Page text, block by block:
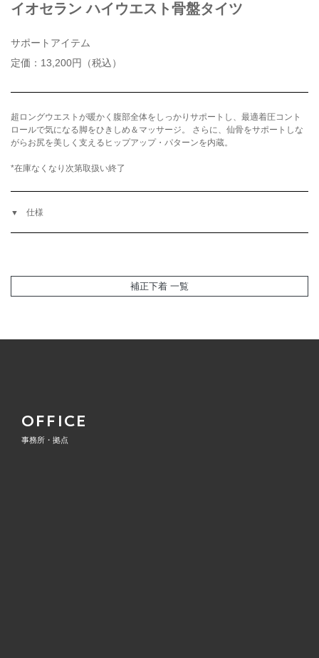
イオセラン ハイウエスト骨盤タイツ
サポートアイテム
定価：13,200円（税込）
超ロングウエストが暖かく腹部全体をしっかりサポートし、最適着圧コント
ロールで気になる脚をひきしめ＆マッサージ。 さらに、仙骨をサポートしな
がらお尻を美しく支えるヒップアップ・パターンを内蔵。
*在庫なくなり次第取扱い終了
仕様
補正下着 一覧
OFFICE
事務所・拠点